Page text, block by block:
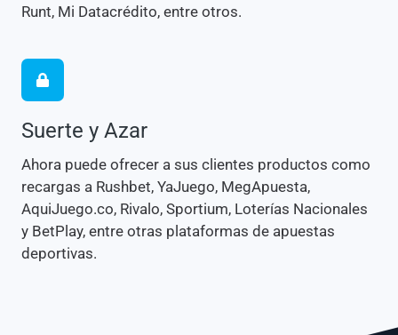
Runt, Mi Datacrédito, entre otros.
Suerte y Azar
Ahora puede ofrecer a sus clientes productos como
recargas a Rushbet, YaJuego, MegApuesta,
AquiJuego.co, Rivalo, Sportium, Loterías Nacionales
y BetPlay, entre otras plataformas de apuestas
deportivas.